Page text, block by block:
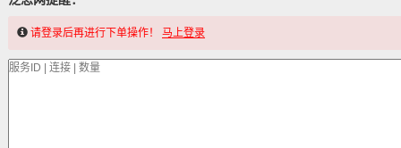
请登录后再进行下单操作！ 马上登录